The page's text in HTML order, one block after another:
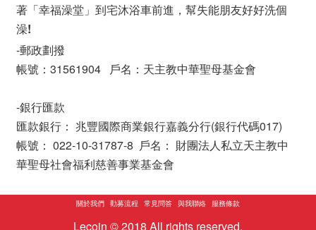
著「幸福澡堂」到宅沐浴車前進，幫失能朋友好好洗個
澡!
-郵政劃撥
帳號：31561904 戶名：天主教中華聖母基金會
-銀行匯款
匯款銀行： 兆豐國際商業銀行嘉義分行(銀行代碼017)
帳號： 022-10-31787-8 戶名： 財團法人私立天主教中
華聖母社會福利慈善事業基金會
關於我們 勸募流程 常見問答 與我聯絡 服務條款
Lecoin © 2018 All rights reserved.